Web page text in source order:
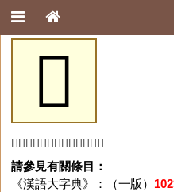
𦱧
「𦱧」字未收錄於本資料庫。
請參見有關條目：
《漢語大字典》：（一版）